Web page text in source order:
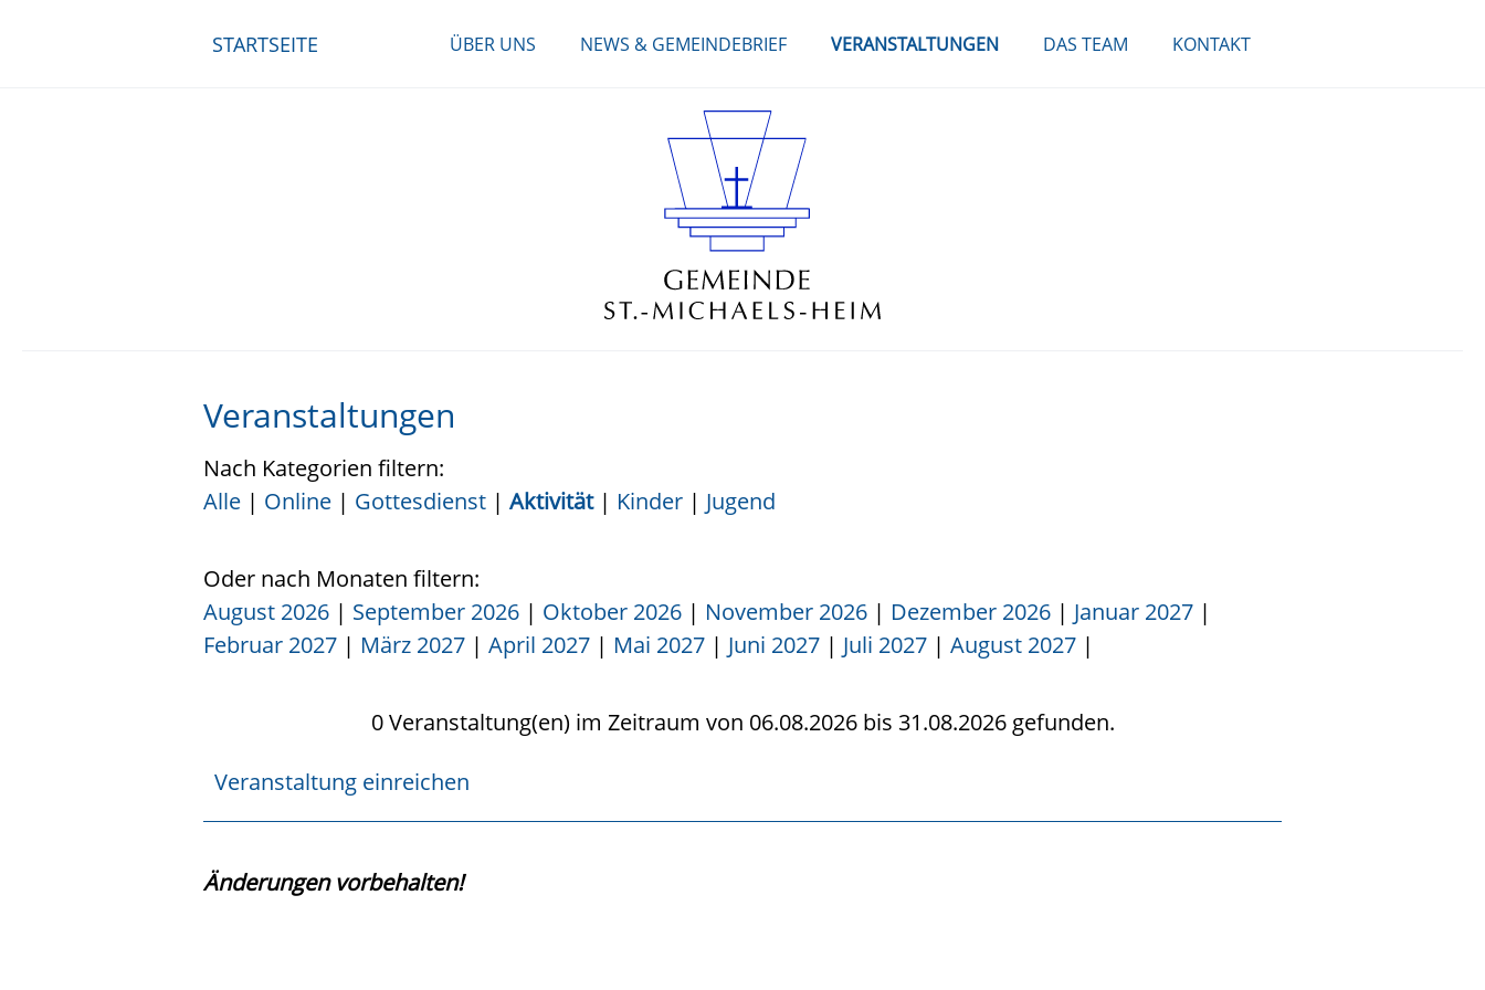
STARTSEITE ÜBER UNS NEWS & GEMEINDEBRIEF VERANSTALTUNGEN DAS TEAM KONTAKT
Veranstaltungen
Nach Kategorien filtern:
Alle | Online | Gottesdienst | Aktivität| Kinder | Jugend
Oder nach Monaten filtern:
August 2026 | September 2026 | Oktober 2026 | November 2026 | Dezember 2026 | Januar 2027 |
Februar 2027 | März 2027 | April 2027 | Mai 2027 | Juni 2027 | Juli 2027 | August 2027 |
0 Veranstaltung(en) im Zeitraum von 06.08.2026 bis 31.08.2026 gefunden.
Veranstaltung einreichen
Änderungen vorbehalten!